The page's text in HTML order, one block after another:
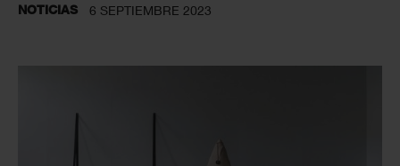
NOTICIAS 6 SEPTIEMBRE 2023